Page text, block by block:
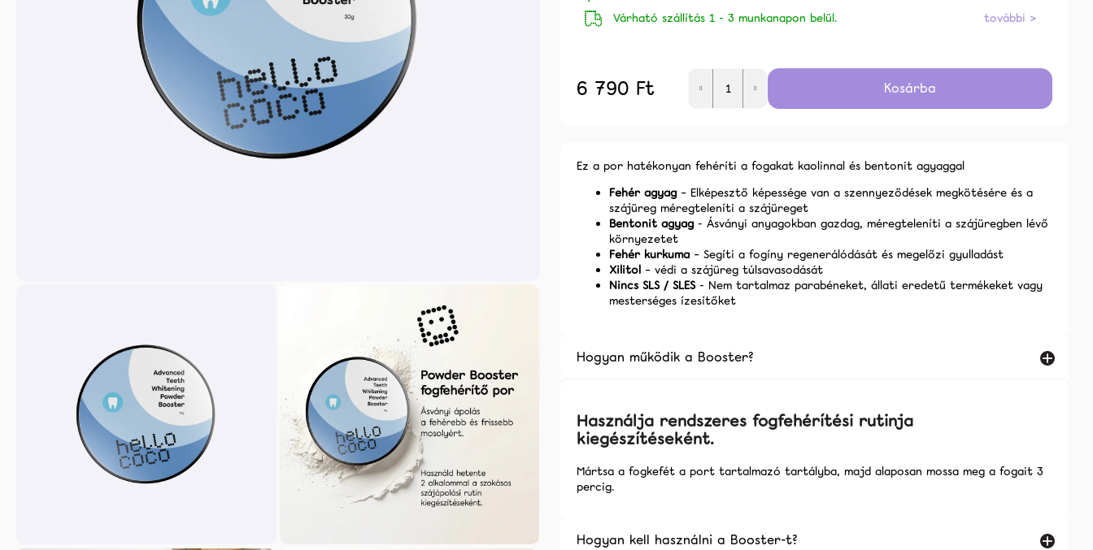
Várható szállítás 1 - 3 munkanapon belül.
további >
6 790 Ft Kosárba
Ez a por hatékonyan fehéríti a fogakat kaolinnal és bentonit agyaggal
Fehér agyag – Elképesztő képessége van a szennyeződések megkötésére és a
szájüreg méregteleníti a szájüreget
Bentonit agyag - Ásványi anyagokban gazdag, méregteleníti a szájüregben lévő
környezetet
Fehér kurkuma – Segíti a fogíny regenerálódását és megelőzi gyulladást
Xilitol – védi a szájüreg túlsavasodását
Nincs SLS / SLES- Nem tartalmaz parabéneket, állati eredetű termékeket vagy
mesterséges ízesítőket
Hogyan működik a Booster?
Használja rendszeres fogfehérítési rutinja
kiegészítéseként.
Mártsa a fogkefét a port tartalmazó tartályba, majd alaposan mossa meg a fogait 3
percig.
Hogyan kell használni a Booster-t?
CSÍKOK
5 263 Ft
AKCIÓ -30% CSAK 2026.08.10-IG
20 006 Ft
Korábbi:
AKCIÓ -30% CSAK 2026.08.10-IG